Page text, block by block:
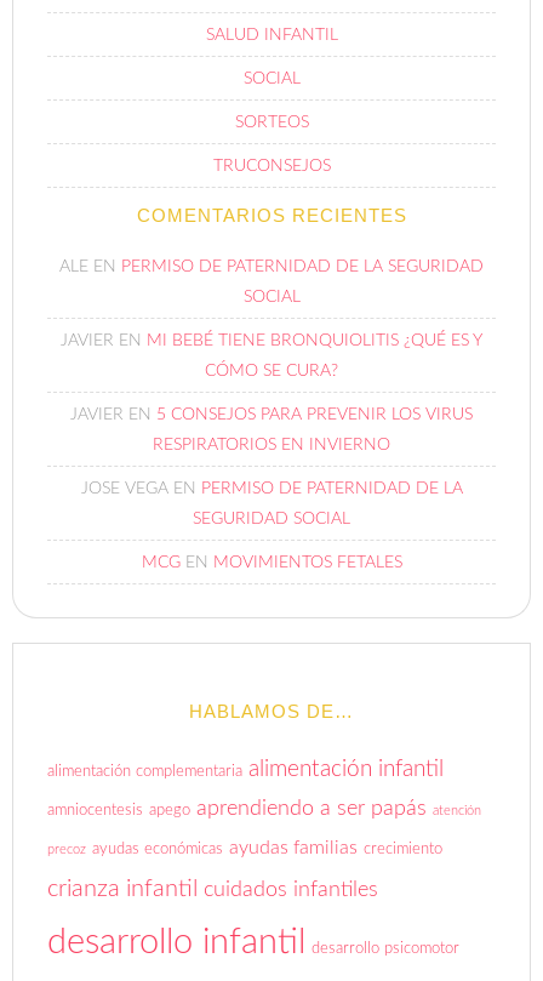
SALUD INFANTIL
SOCIAL
SORTEOS
TRUCONSEJOS
COMENTARIOS RECIENTES
ALE EN PERMISO DE PATERNIDAD DE LA SEGURIDAD
SOCIAL
JAVIER EN MI BEBÉ TIENE BRONQUIOLITIS ¿QUÉ ES Y
CÓMO SE CURA?
JAVIER EN 5 CONSEJOS PARA PREVENIR LOS VIRUS
RESPIRATORIOS EN INVIERNO
JOSE VEGAEN PERMISO DE PATERNIDAD DE LA
SEGURIDAD SOCIAL
MCGEN MOVIMIENTOS FETALES
HABLAMOS DE…
alimentación complementaria alimentación infantil
amniocentesis apego aprendiendo a ser papás atención
precoz ayudas económicas ayudas familias crecimiento
crianza infantil cuidados infantiles
desarrollo infantil desarrollo psicomotor